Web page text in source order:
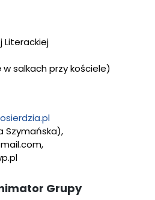
Literackiej
salkach przy kościele)
Szymańska),
Grupy